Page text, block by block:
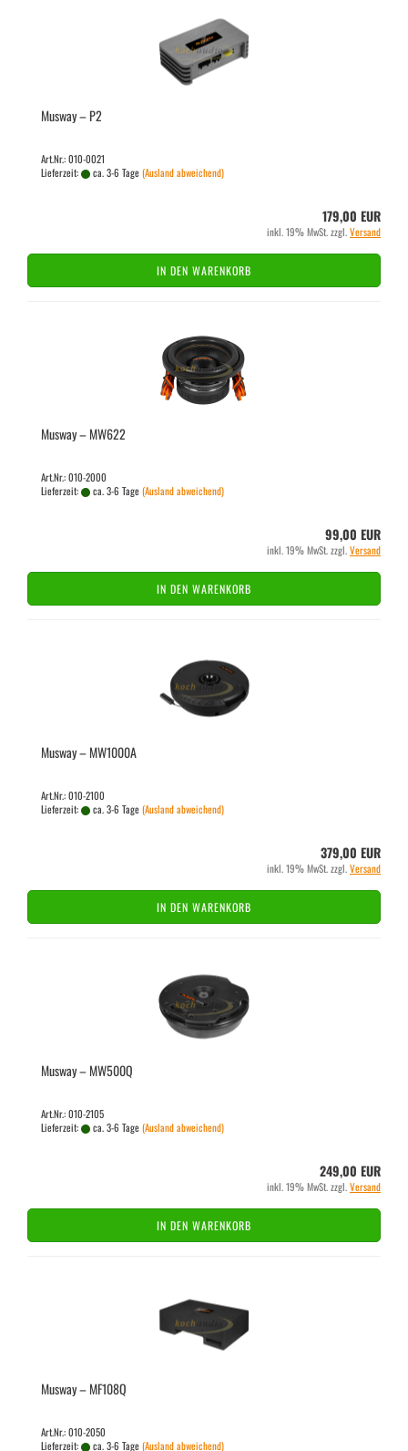
Mus­way – P2
Art.Nr.: 010-0021
Lieferzeit:
ca. 3-6 Tage(Ausland abweichend)
179,00 EUR
inkl. 19% MwSt. zzgl.Versand
IN DEN WARENKORB
Mus­way – MW622
Art.Nr.: 010-2000
Lieferzeit:
ca. 3-6 Tage(Ausland abweichend)
99,00 EUR
inkl. 19% MwSt. zzgl.Versand
IN DEN WARENKORB
Mus­way – MW1000A
Art.Nr.: 010-2100
Lieferzeit:
ca. 3-6 Tage(Ausland abweichend)
379,00 EUR
inkl. 19% MwSt. zzgl.Versand
IN DEN WARENKORB
Mus­way – MW500Q
Art.Nr.: 010-2105
Lieferzeit:
ca. 3-6 Tage(Ausland abweichend)
249,00 EUR
inkl. 19% MwSt. zzgl.Versand
IN DEN WARENKORB
Mus­way – MF108Q
Art.Nr.: 010-2050
Lieferzeit:
ca. 3-6 Tage(Ausland abweichend)